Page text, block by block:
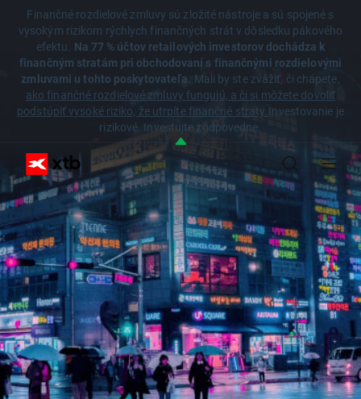
Finančné rozdielové zmluvy sú zložité nástroje a sú spojené s
vysokým rizikom rýchlych finančných strát v dôsledku pákového
efektu. Na 77 % účtov retailových investorov dochádza k
finančným stratám pri obchodovaní s finančnými rozdielovými
zmluvami u tohto poskytovateľa. Mali by ste zvážiť, či chápete,
ako finančné rozdielové zmluvy fungujú, a či si môžete dovoliť
podstúpiť vysoké riziko, že utrpíte finančné straty.Investovanie je
rizikové. Investujte zodpovedne.